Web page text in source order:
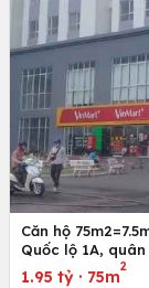
Căn hộ
Quốc lộ 1A,
1.95 tỷ · 75m
2